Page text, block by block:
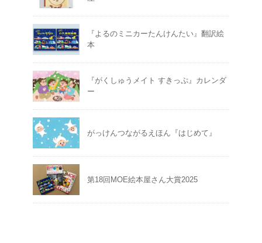
『よるのミニカーたんけんたい』翻訳絵
本
『がくしゅうメイト すきっぷ』カレンダ
ー
がっけんつながるえほん『はじめて』
第18回MOE絵本屋さん大賞2025